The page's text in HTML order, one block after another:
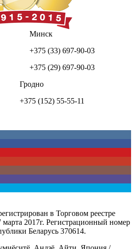
Минск
+375 (33) 697-90-03
+375 (29) 697-90-03
Гродно
+375 (152) 55-55-11
в Торговом реестре
марта 2017г. Регистрационный номер
Беларусь 370614.